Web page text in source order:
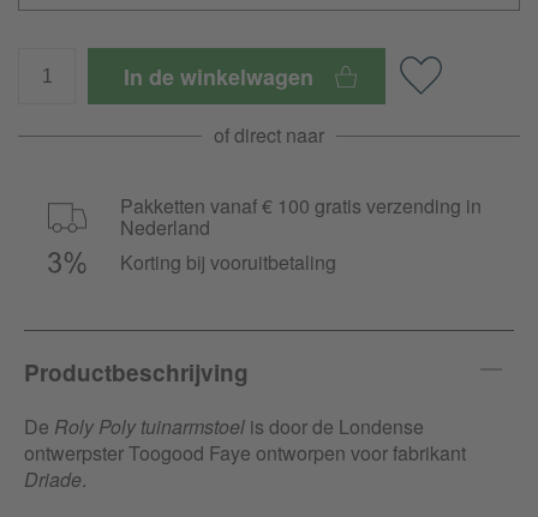
In de winkelwagen
of direct naar
Pakketten vanaf € 100 gratis verzending in
Nederland
Korting bij vooruitbetaling
Productbeschrijving
De Roly Poly tuinarmstoel is door de Londense
ontwerpster Toogood Faye ontworpen voor fabrikant
Driade.